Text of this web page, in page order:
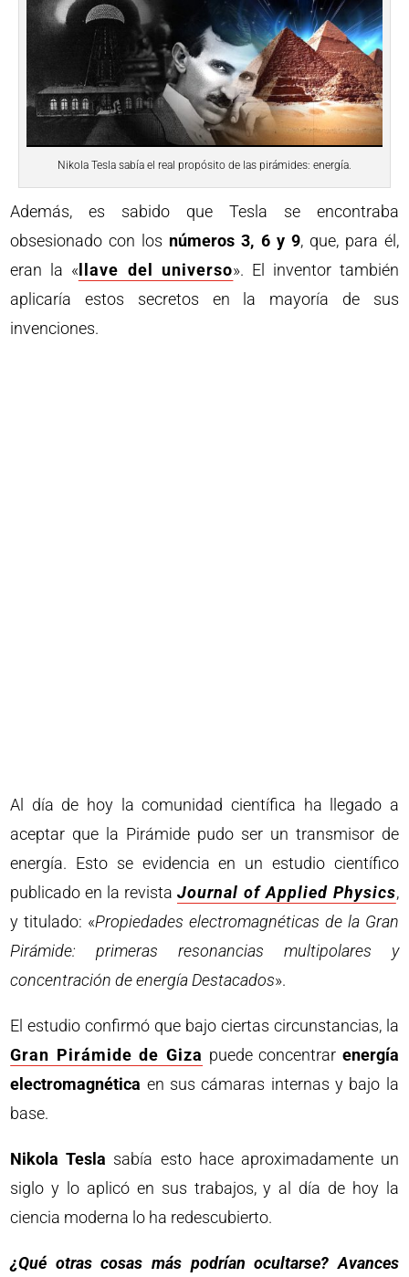
Nikola Tesla sabía el real propósito de las pirámides: energía.
Además, es sabido que Tesla se encontraba
obsesionado con los números 3, 6 y 9, que, para él,
eran la « llave del universo». El inventor también
aplicaría estos secretos en la mayoría de sus
invenciones.
Al día de hoy la comunidad científica ha llegado a
aceptar que la Pirámide pudo ser un transmisor de
energía. Esto se evidencia en un estudio científico
publicado en la revista Journal of Applied Physics,
y titulado: «Propiedades electromagnéticas de la Gran
Pirámide: primeras resonancias multipolares y
concentración de energía Destacados».
El estudio confirmó que bajo ciertas circunstancias, la
Gran Pirámide de Giza puede concentrar energía
electromagnética en sus cámaras internas y bajo la
base.
Nikola Tesla sabía esto hace aproximadamente un
siglo y lo aplicó en sus trabajos, y al día de hoy la
ciencia moderna lo ha redescubierto.
¿Qué otras cosas más podrían ocultarse? Avances